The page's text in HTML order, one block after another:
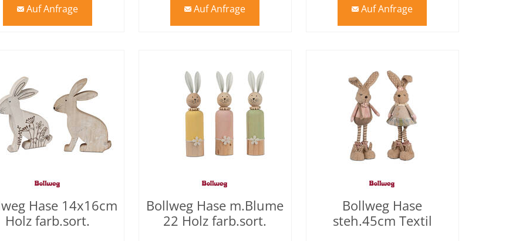
mail Auf Anfrage mail Auf Anfrage mail Auf Anfrage
Hase 14x16cm
Holz farb.sort.
Bollweg Hase m.Blume
22 Holz farb.sort.
Bollweg Hase
steh.45cm Textil